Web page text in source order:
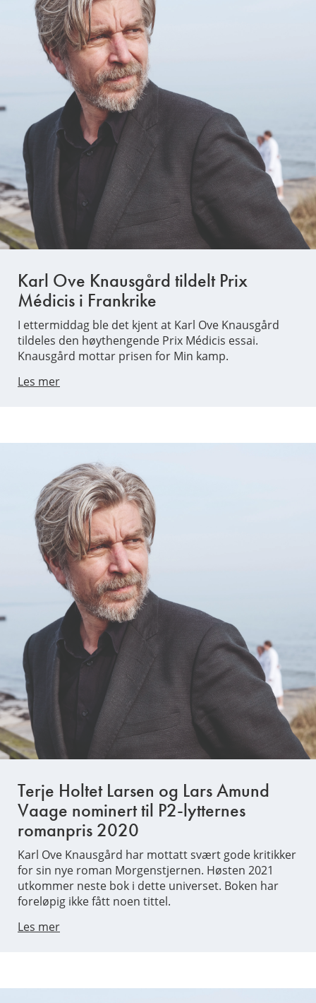
Karl Ove Knausgård tildelt Prix
Médicis i Frankrike
I ettermiddag ble det kjent at Karl Ove Knausgård
tildeles den høythengende Prix Médicis essai.
Knausgård mottar prisen for Min kamp.
Les mer
Terje Holtet Larsen og Lars Amund
Vaage nominert til P2-lytternes
romanpris 2020
Karl Ove Knausgård har mottatt svært gode kritikker
for sin nye roman Morgenstjernen. Høsten 2021
utkommer neste bok i dette universet. Boken har
foreløpig ikke fått noen tittel.
Les mer